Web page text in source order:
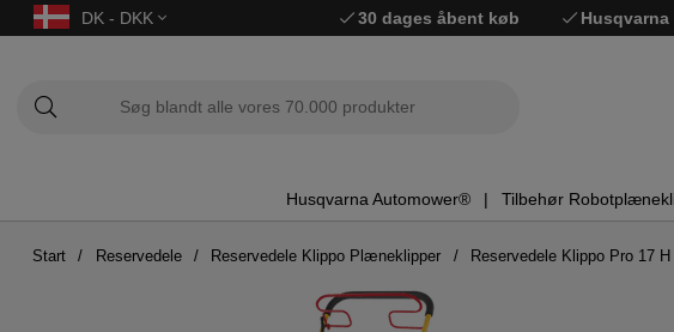
DK - DKK 30 dages åbent køb
Husqvarna Automower® Tilbehør
Start Reservedele Reservedele Klippo Plæneklipper Reservedele Klippo Pro 17 H